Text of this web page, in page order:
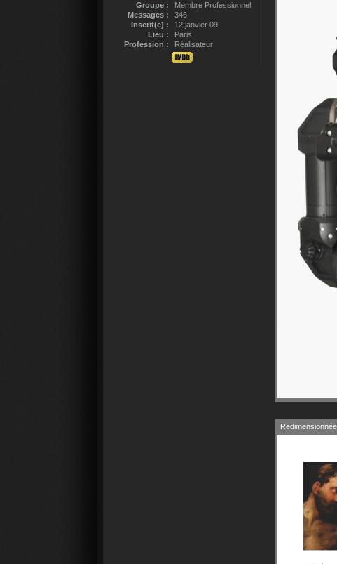
Groupe :
Membre Professionnel
Messages :
346
Inscrit(e) :
12 janvier 09
Lieu :
Paris
Profession :
Réalisateur